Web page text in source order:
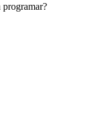
programar?